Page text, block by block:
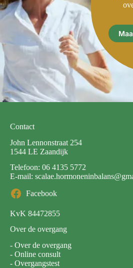
Contact
John Lennonstraat 254
1544 LE Zaandijk
Telefoon: 06 4135 5772
E-mail:
Facebook
KvK 84472855
Over de overgang
- Over de overgang
- Online consult
- Overgangstest